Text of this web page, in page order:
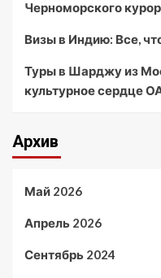
Черноморского
Визы в Индию: Все,
Туры в Шарджу из
культурное сердце
Архив
Май 2026
Апрель 2026
Сентябрь 2024